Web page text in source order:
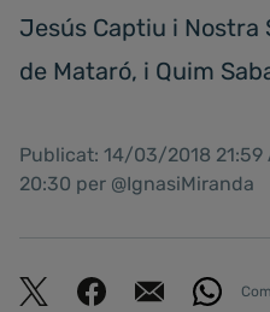
Jesús Captiu i Nostra
de Mataró, i Quim
Publicat: 14/03/2018
20:30 per @IgnasiMiranda